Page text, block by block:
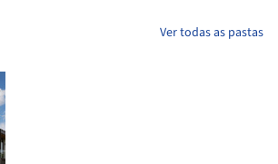
Ver todas as pastas